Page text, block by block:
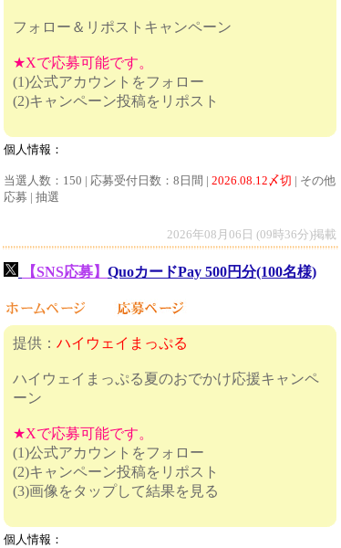
フォロー＆リポストキャンペーン
★Xで応募可能です。
(1)公式アカウントをフォロー
(2)キャンペーン投稿をリポスト
個人情報：
当選人数：150 | 応募受付日数：8日間 | 2026.08.12〆切 | その他
応募 | 抽選
2026年08月06日 (09時36分)掲載
【SNS応募】 QuoカードPay 500円分(100名様)
提供： ハイウェイまっぷる
ハイウェイまっぷる夏のおでかけ応援キャンペ
ーン
★Xで応募可能です。
(1)公式アカウントをフォロー
(2)キャンペーン投稿をリポスト
(3)画像をタップして結果を見る
個人情報：